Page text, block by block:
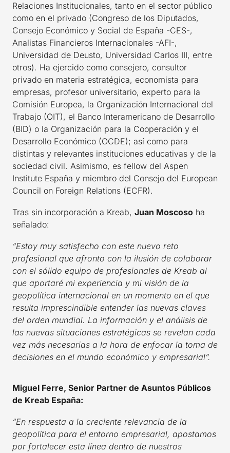
Relaciones Institucionales, tanto en el sector público
como en el privado (Congreso de los Diputados,
Consejo Económico y Social de España -CES-,
Analistas Financieros Internacionales -AFI-,
Universidad de Deusto, Universidad Carlos III, entre
otros). Ha ejercido como consejero, consultor
privado en materia estratégica, economista para
empresas, profesor universitario, experto para la
Comisión Europea, la Organización Internacional del
Trabajo (OIT), el Banco Interamericano de Desarrollo
(BID) o la Organización para la Cooperación y el
Desarrollo Económico (OCDE); así como para
distintas y relevantes instituciones educativas y de la
sociedad civil. Asimismo, es fellow del Aspen
Institute España y miembro del Consejo del European
Council on Foreign Relations (ECFR).
Tras sin incorporación a Kreab, Juan Moscoso ha
señalado:
“Estoy muy satisfecho con este nuevo reto
profesional que afronto con la ilusión de colaborar
con el sólido equipo de profesionales de Kreab al
que aportaré mi experiencia y mi visión de la
geopolítica internacional en un momento en el que
resulta imprescindible entender las nuevas claves
del orden mundial. La información y el análisis de
las nuevas situaciones estratégicas se revelan cada
vez más necesarias a la hora de enfocar la toma de
decisiones en el mundo económico y empresarial”.
Miguel Ferre, Senior Partner de Asuntos Públicos
de Kreab España:
“En respuesta a la creciente relevancia de la
geopolítica para el entorno empresarial, apostamos
por fortalecer esta línea dentro de nuestros